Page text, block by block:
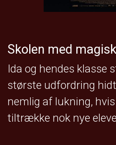
Skolen med
Ida og hendes klasse
største udfordring
nemlig af lukning,
tiltrække nok nye